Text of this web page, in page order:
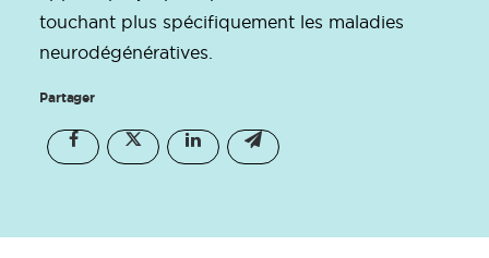
touchant plus spécifiquement les maladies
neurodégénératives.
Partager